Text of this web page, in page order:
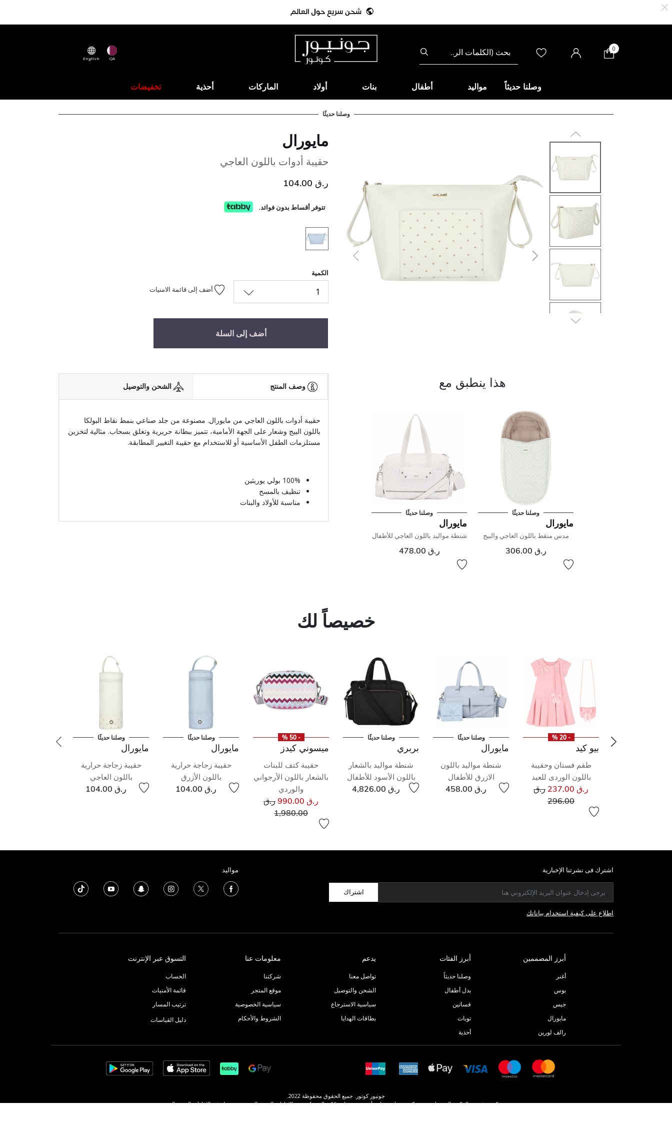
QA
English
0
وصلنا حديثاً مواليد أطفال بنات أولاد الماركات أحذية تخفيضات
وصلنا حديثًا
السابق
هذا ينطبق مع
وصلنا حديثًا
مايورال
مدس منقط باللون العاجي والبيج
ر.ق 306.00
وصلنا حديثًا
مايورال
شنطة مواليد باللون العاجي للأطفال
ر.ق 478.00
مايورال
حقيبة أدوات باللون العاجي
ر.ق 104.00
تتوفر أقساط بدون فوائد.
الكمية
1 أضف إلى قائمة الامنيات
أضف إلى السلة
وصف المنتج الشحن والتوصيل
حقيبة أدوات باللون العاجي من مايورال. مصنوعة من جلد صناعي بنمط نقاط البولكا
باللون البيج وشعار على الجهة الأمامية، تتميز ببطانة حريرية وتغلق بسحاب. مثالية لتخزين
مستلزمات الطفل الأساسية أو للاستخدام مع حقيبة التغيير المطابقة.
100% بولي يوريثين
تنظيف بالمسح
مناسبة للأولاد والبنات
خصيصاً لك
- 20 %
بيو كيد
طقم فستان وحقيبة
باللون الوردى للعيد
ر.ق 237.00 سعر مخفض من
ر.ق
296.00إلى
وصلنا حديثًا
مايورال
شنطة مواليد باللون
الازرق للأطفال
ر.ق 458.00
وصلنا حديثًا
بربري
شنطة مواليد بالشعار
باللون الأسود للأطفال
ر.ق 4,826.00
- 50 %
ميسوني كيدز
حقيبة كتف للبنات
بالشعار باللون الأرجواني
والوردي
ر.ق 990.00 سعر مخفض من
ر.ق
1,980.00إلى
وصلنا حديثًا
مايورال
حقيبة زجاجة حرارية
باللون الأزرق
ر.ق 104.00
وصلنا حديثًا
مايورال
حقيبة زجاجة حرارية
باللون العاجي
ر.ق 104.00
اشترك فى نشرتنا الإخبارية
اشتراك
اطلاع على كيفية استخدام بياناتك
مواليد
أبرز المصممين
أغنر
بوس
جيس
مايورال
رالف لورين
أبرز الفئات
وصلنا حديثاً
بدل أطفال
فساتين
توبات
أحذية
يدعم
تواصل معنا
الشحن والتوصيل
سياسية الاسترجاع
بطاقات الهدايا
معلومات عنا
شركتنا
موقع المتجر
سياسية الخصوصية
الشروط والأحكام
التسوق عبر الإنترنت
الحساب
قائمة الأمنيات
ترتيب المسار
دليل القياسات
جونيور كوتور. جميع الحقوق محفوظة 2022.
جونيور كوتور ذ.م.م. المكتب المسجل جونيور كوتور، زاوية شارع أم سقيم، شارع 16د، القوز 4، دبي، الإمارات العربية المتحدة، مسجلة في الإمارات العربية المتحدة